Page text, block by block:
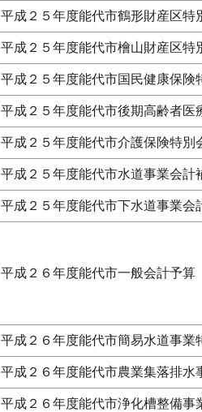
平成２５年度能代市鶴形財産区特
平成２５年度能代市檜山財産区特
平成２５年度能代市国民健康保険
平成２５年度能代市後期高齢者医
平成２５年度能代市介護保険特別
平成２５年度能代市水道事業会計
平成２５年度能代市下水道事業会
平成２６年度能代市一般会計予算
平成２６年度能代市簡易水道事業
平成２６年度能代市農業集落排水
平成２６年度能代市浄化槽整備事